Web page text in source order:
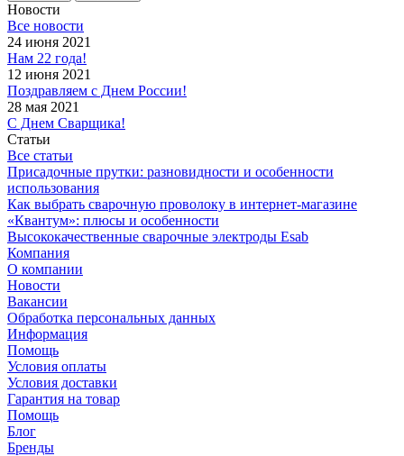
Новости
Все новости
24 июня 2021
Нам 22 года!
12 июня 2021
Поздравляем с Днем России!
28 мая 2021
С Днем Сварщика!
Статьи
Все статьи
Присадочные прутки: разновидности и особенности
использования
Как выбрать сварочную проволоку в интернет-магазине
«Квантум»: плюсы и особенности
Высококачественные сварочные электроды Esab
Компания
О компании
Новости
Вакансии
Обработка персональных данных
Информация
Помощь
Условия оплаты
Условия доставки
Гарантия на товар
Помощь
Блог
Бренды